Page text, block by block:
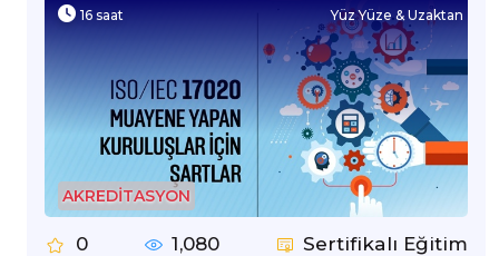
16 saat Yüz Yüze & Uzaktan
AKREDİTASYON
0 1,080 Sertifikalı Eğitim